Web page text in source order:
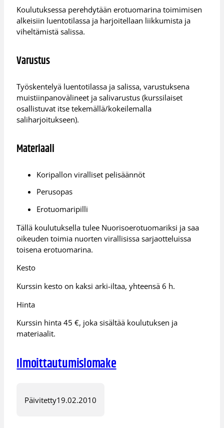
Koulutuksessa perehdytään erotuomarina toimimisen
alkeisiin luentotilassa ja harjoitellaan liikkumista ja
viheltämistä salissa.
Varustus
Työskentelyä luentotilassa ja salissa, varustuksena
muistiinpanovälineet ja salivarustus (kurssilaiset
osallistuvat itse tekemällä/kokeilemalla
saliharjoitukseen).
Materiaali
Koripallon viralliset pelisäännöt
Perusopas
Erotuomaripilli
Tällä koulutuksella tulee Nuorisoerotuomariksi ja saa
oikeuden toimia nuorten virallisissa sarjaotteluissa
toisena erotuomarina.
Kesto
Kurssin kesto on kaksi arki-iltaa, yhteensä 6 h.
Hinta
Kurssin hinta 45 €, joka sisältää koulutuksen ja
materiaalit.
Ilmoittautumislomake
Päivitetty19.02.2010